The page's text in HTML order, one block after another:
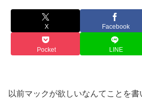
X Facebook
Pocket LINE
以前マックが欲しいなんてことを